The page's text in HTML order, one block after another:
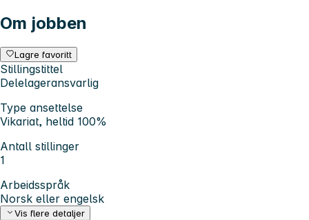
Om jobben
Lagre favoritt
Stillingstittel
Delelageransvarlig
Type ansettelse
Vikariat, heltid 100%
Antall stillinger
1
Arbeidsspråk
Norsk eller engelsk
Vis flere detaljer